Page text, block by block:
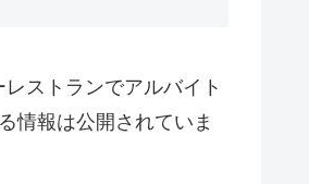
ストランでアルバイト
情報は公開されていま